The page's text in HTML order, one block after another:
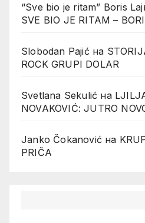
“Sve bio je ritam” Boris
SVE BIO JE RITAM –
Slobodan Pajićна
ROCK GRUPI DOLAR
Svetlana Sekulić на
NOVAKOVIĆ: JUTRO
Janko Čokanović на
PRIČA